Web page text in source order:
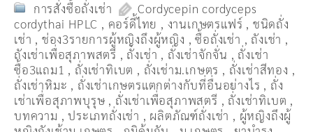
การสั่งซื้อถั่งเช่า
Cordycepin cordyceps
cordythai HPLC , คอร์ดี้ไทย , งานเกษตรแฟร์ , ชนิดถั่ง
เช่า , ช่อง3รายการผู้หญิงถึงผู้หญิง ,ซื้อถั่งเช่า , ถังเช่า ,
ถังเช่าเพื่อสุภาพสตรี , ถั่งเช่า , ถั่งเช่าจักจั่น , ถั่งเช่า
ซื้อ3แถม1 , ถั่งเช่าทิเบต , ถั่งเช่าม.เกษตร , ถั่งเช่าสีทอง ,
ถั่งเช่าหิมะ , ถั่งเช่าเกษตรแตกต่างกับที่อื่นอย่างไร , ถั่ง
เช่าเพื่อสุภาพบุรุษ , ถั่งเช่าเพื่อสุภาพสตรี , ถั่่งเช่าทิเบต ,
บทความ ,ประเภทถั่งเช่า , ผลิตภัณฑ์ถั่งเช่า , ผู้หญิงถึงผู้